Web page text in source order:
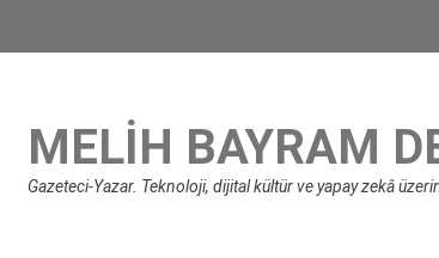
MELIH BAYRAM
Gazeteci-Yazar. Teknoloji, dijital kültür ve yapay zekâ